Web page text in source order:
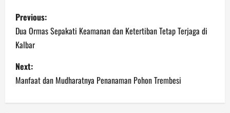
P
o
s
t
n
Previous:
Dua Ormas Sepakati Keamanan dan Ketertiban Tetap Terjaga di
Kalbar
Next:
Manfaat dan Mudharatnya Penanaman Pohon Trembesi